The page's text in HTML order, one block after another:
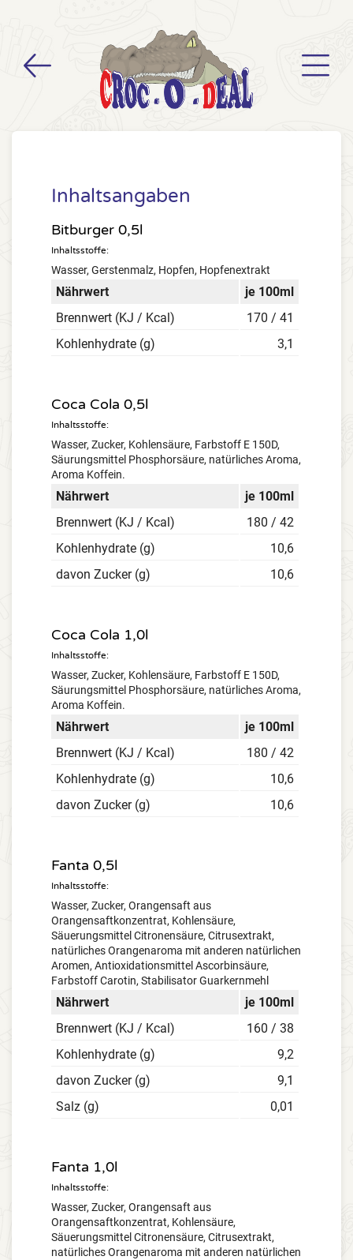
Inhaltsangaben
Bitburger 0,5l
Inhaltsstoffe:
Wasser, Gerstenmalz, Hopfen, Hopfenextrakt
Nährwert
je 100ml
Brennwert (KJ / Kcal)
170 / 41
Kohlenhydrate (g)
3,1
Coca Cola 0,5l
Inhaltsstoffe:
Wasser, Zucker, Kohlensäure, Farbstoff E 150D,
Säurungsmittel Phosphorsäure, natürliches Aroma,
Aroma Koffein.
Nährwert
je 100ml
Brennwert (KJ / Kcal)
180 / 42
Kohlenhydrate (g)
10,6
davon Zucker (g)
10,6
Coca Cola 1,0l
Inhaltsstoffe:
Wasser, Zucker, Kohlensäure, Farbstoff E 150D,
Säurungsmittel Phosphorsäure, natürliches Aroma,
Aroma Koffein.
Nährwert
je 100ml
Brennwert (KJ / Kcal)
180 / 42
Kohlenhydrate (g)
10,6
davon Zucker (g)
10,6
Fanta 0,5l
Inhaltsstoffe:
Wasser, Zucker, Orangensaft aus
Orangensaftkonzentrat, Kohlensäure,
Säuerungsmittel Citronensäure, Citrusextrakt,
natürliches Orangenaroma mit anderen natürlichen
Aromen, Antioxidationsmittel Ascorbinsäure,
Farbstoff Carotin, Stabilisator Guarkernmehl
Nährwert
je 100ml
Brennwert (KJ / Kcal)
160 / 38
Kohlenhydrate (g)
9,2
davon Zucker (g)
9,1
Salz (g)
0,01
Fanta 1,0l
Inhaltsstoffe:
Wasser, Zucker, Orangensaft aus
Orangensaftkonzentrat, Kohlensäure,
Säuerungsmittel Citronensäure, Citrusextrakt,
natürliches Orangenaroma mit anderen natürlichen